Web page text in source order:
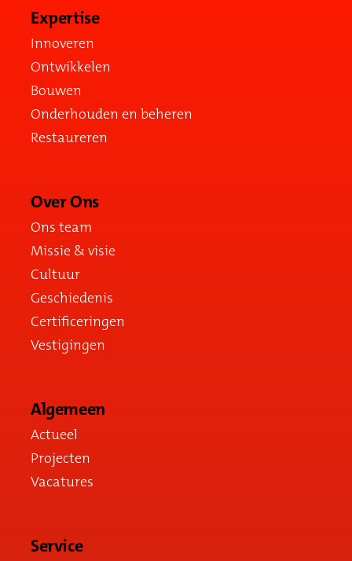
Expertise
Innoveren
Ontwikkelen
Bouwen
Onderhouden en beheren
Restaureren
Over Ons
Ons team
Missie & visie
Cultuur
Geschiedenis
Certificeringen
Vestigingen
Algemeen
Actueel
Projecten
Vacatures
Service